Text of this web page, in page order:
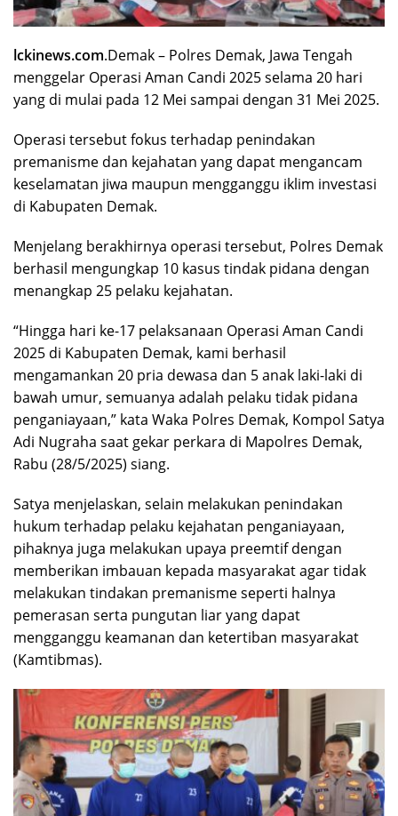
lckinews.com.Demak – Polres Demak, Jawa Tengah
menggelar Operasi Aman Candi 2025 selama 20 hari
yang di mulai pada 12 Mei sampai dengan 31 Mei 2025.
Operasi tersebut fokus terhadap penindakan
premanisme dan kejahatan yang dapat mengancam
keselamatan jiwa maupun mengganggu iklim investasi
di Kabupaten Demak.
Menjelang berakhirnya operasi tersebut, Polres Demak
berhasil mengungkap 10 kasus tindak pidana dengan
menangkap 25 pelaku kejahatan.
“Hingga hari ke-17 pelaksanaan Operasi Aman Candi
2025 di Kabupaten Demak, kami berhasil
mengamankan 20 pria dewasa dan 5 anak laki-laki di
bawah umur, semuanya adalah pelaku tidak pidana
penganiayaan,” kata Waka Polres Demak, Kompol Satya
Adi Nugraha saat gekar perkara di Mapolres Demak,
Rabu (28/5/2025) siang.
Satya menjelaskan, selain melakukan penindakan
hukum terhadap pelaku kejahatan penganiayaan,
pihaknya juga melakukan upaya preemtif dengan
memberikan imbauan kepada masyarakat agar tidak
melakukan tindakan premanisme seperti halnya
pemerasan serta pungutan liar yang dapat
mengganggu keamanan dan ketertiban masyarakat
(Kamtibmas).